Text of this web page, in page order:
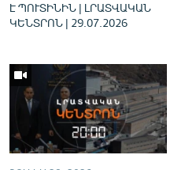
Է ՊՈՒՏԻՆԻՆ | ԼՐԱՏՎԱԿԱՆ
ԿԵՆՏՐՈՆ | 29.07.2026